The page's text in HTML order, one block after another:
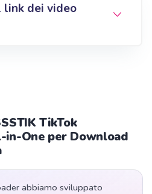
link dei video
TikTok
One per Download
abbiamo sviluppato